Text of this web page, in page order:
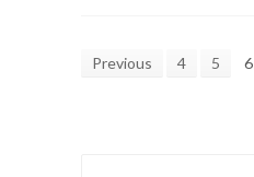
Previous 4 5 6